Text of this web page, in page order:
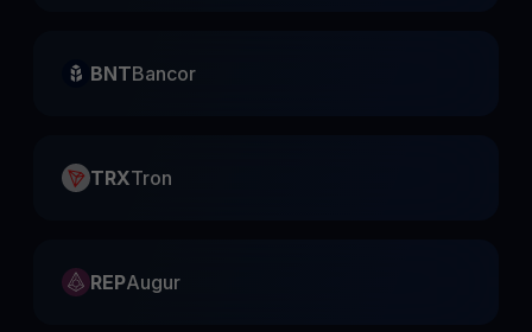
BNTBancor
TRXTron
REPAugur